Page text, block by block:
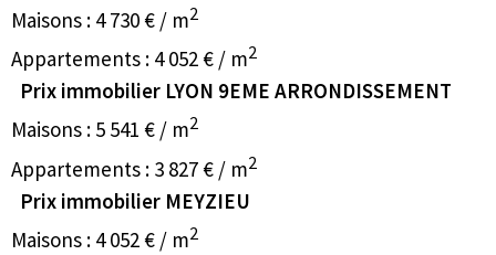
Maisons : 4 730 € / m2
Appartements : 4 052 € / m2
Prix immobilier LYON 9EME ARRONDISSEMENT
Maisons : 5 541 € / m2
Appartements : 3 827 € / m2
Prix immobilier MEYZIEU
Maisons : 4 052 € / m2